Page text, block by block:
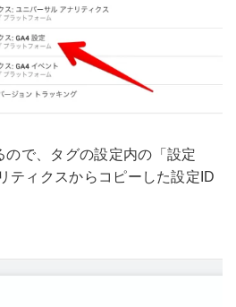
ので、タグの設定内の「設定
ティクスからコピーした設定ID